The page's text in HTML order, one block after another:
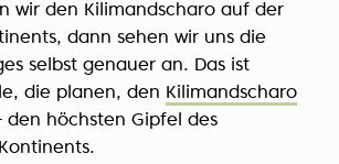
wir den Kilimandscharo auf der
dann sehen wir uns die
selbst genauer an. Das ist
die planen, den Kilimandscharo
den höchsten Gipfel des